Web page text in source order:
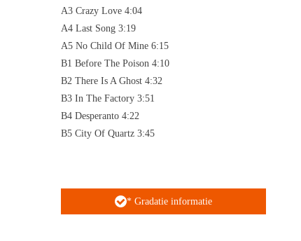
A3 Crazy Love 4:04
A4 Last Song 3:19
A5 No Child Of Mine 6:15
B1 Before The Poison 4:10
B2 There Is A Ghost 4:32
B3 In The Factory 3:51
B4 Desperanto 4:22
B5 City Of Quartz 3:45
* Gradatie informatie